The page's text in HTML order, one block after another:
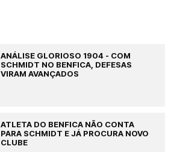
ANÁLISE GLORIOSO 1904 - COM
SCHMIDT NO BENFICA, DEFESAS
VIRAM AVANÇADOS
ATLETA DO BENFICA NÃO CONTA
PARA SCHMIDT E JÁ PROCURA NOVO
CLUBE